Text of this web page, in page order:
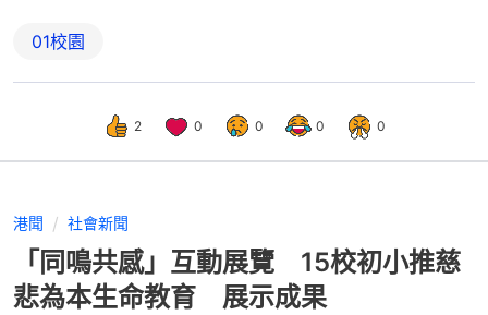
01校園
2 0 0 0 0
港聞 社會新聞
「同鳴共感」互動展覽 15校初小推慈
悲為本生命教育 展示成果